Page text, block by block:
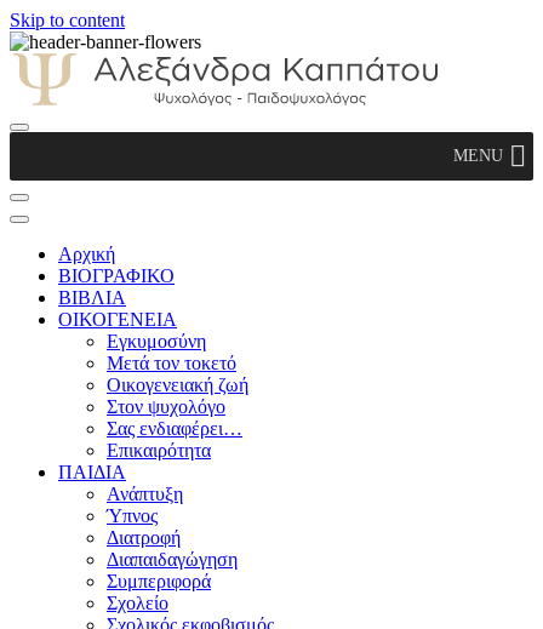
Skip to content
Παιδοψυχολόγος
MENU
Αρχική
ΒΙΟΓΡΑΦΙΚΟ
ΒΙΒΛΙΑ
ΟΙΚΟΓΕΝΕΙΑ
Εγκυμοσύνη
Μετά τον τοκετό
Οικογενειακή ζωή
Στον ψυχολόγο
Σας ενδιαφέρει…
Επικαιρότητα
ΠΑΙΔΙΑ
Ανάπτυξη
Ύπνος
Διατροφή
Διαπαιδαγώγηση
Συμπεριφορά
Σχολείο
Σχολικός εκφοβισμός